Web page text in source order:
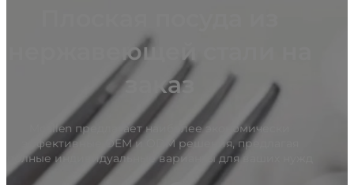
нержавеющей стали на
заказ
Mcallen предлагает наиболее экономически
эффективные OEM и ODM решения, предлагая
полные индивидуальные варианты для ваших нужд